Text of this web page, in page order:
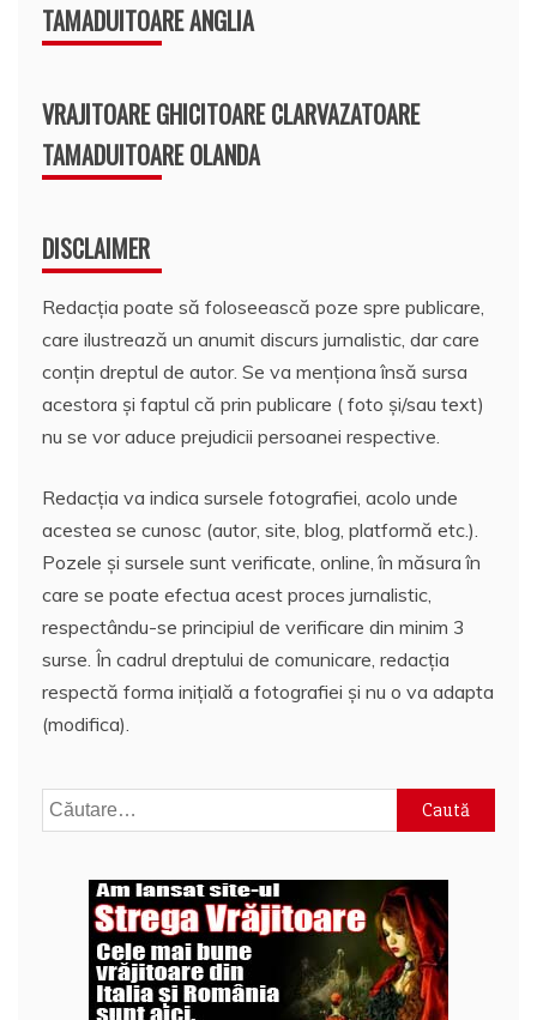
TAMADUITOARE ANGLIA
VRAJITOARE GHICITOARE CLARVAZATOARE
TAMADUITOARE OLANDA
DISCLAIMER
Redacția poate să foloseească poze spre publicare,
care ilustrează un anumit discurs jurnalistic, dar care
conțin dreptul de autor. Se va menționa însă sursa
acestora și faptul că prin publicare ( foto și/sau text)
nu se vor aduce prejudicii persoanei respective.
Redacția va indica sursele fotografiei, acolo unde
acestea se cunosc (autor, site, blog, platformă etc.).
Pozele și sursele sunt verificate, online, în măsura în
care se poate efectua acest proces jurnalistic,
respectându-se principiul de verificare din minim 3
surse. În cadrul dreptului de comunicare, redacția
respectă forma inițială a fotografiei și nu o va adapta
(modifica).
Caută
după: